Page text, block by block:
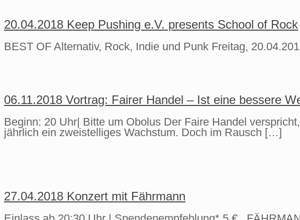
20.04.2018 Keep Pushing e.V. presents School of Rock
BEST OF Alternativ, Rock, Indie und Punk Freitag,
06.11.2018 Vortrag: Fairer Handel – Ist eine bessere
Beginn: 20 Uhr| Bitte um Obolus Der Faire Handel
jährlich ein zweistelliges Wachstum. Doch im Rausch […]
27.04.2018 Konzert mit Fährmann